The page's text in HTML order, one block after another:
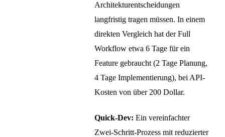
Architekturentscheidungen
langfristig tragen müssen. In einem
direkten Vergleich hat der Full
Workflow etwa 6 Tage für ein
Feature gebraucht (2 Tage Planung,
4 Tage Implementierung), bei API-
Kosten von über 200 Dollar.
Quick-Dev: Ein vereinfachter
Zwei-Schritt-Prozess mit reduzierter